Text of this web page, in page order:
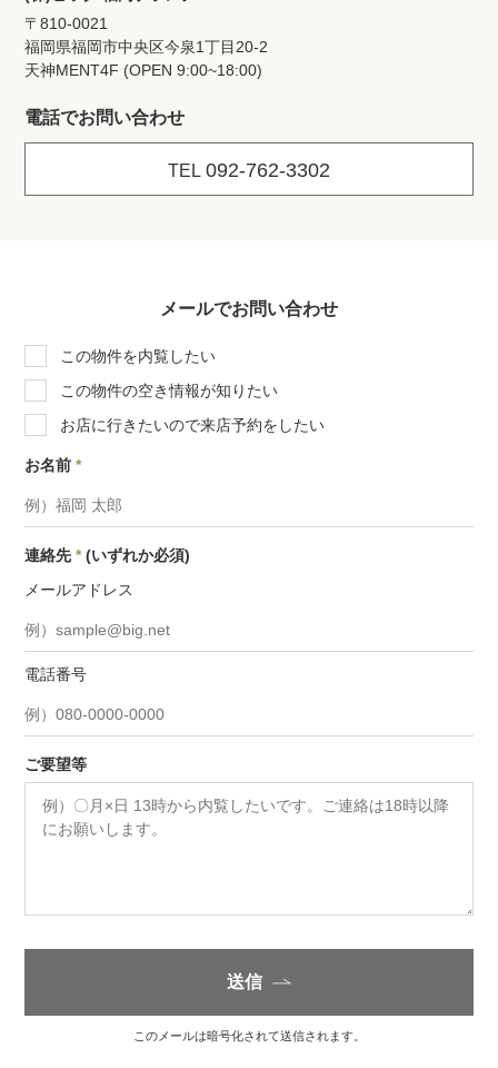
〒810-0021
福岡県福岡市中央区今泉1丁目20‐2
天神MENT4F (OPEN 9:00~18:00)
電話でお問い合わせ
TEL 092-762-3302
メールでお問い合わせ
この物件を内覧したい
この物件の空き情報が知りたい
お店に行きたいので来店予約をしたい
お名前*
連絡先* (いずれか必須)
メールアドレス
電話番号
ご要望等
送信
このメールは暗号化されて送信されます。